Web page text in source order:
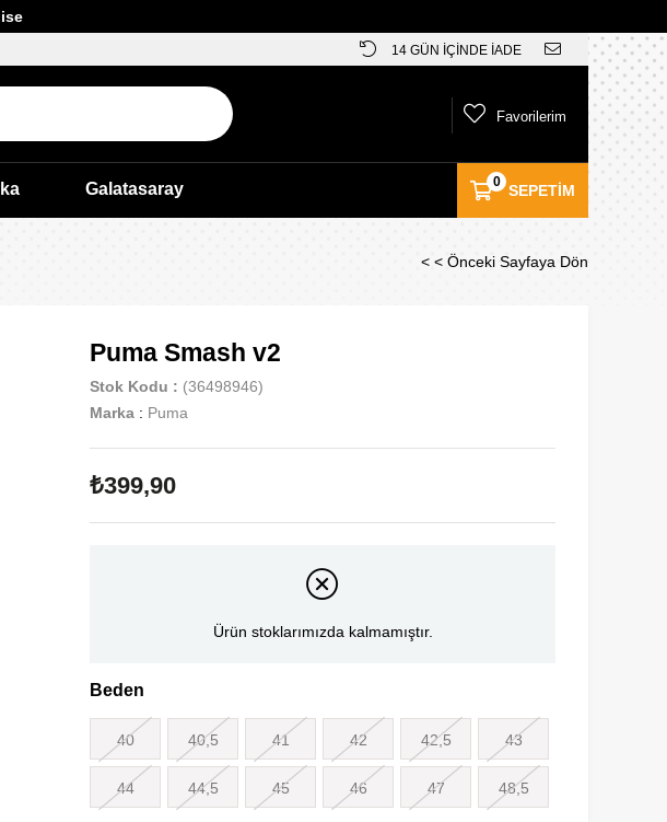
14 GÜN İÇİNDE İADE
SEPETIM
0
Favorilerim
Galatasaray
< < Önceki Sayfaya Dön
Puma Smash v2
Stok Kodu
(36498946)
Marka : Puma
₺399,90
Ürün stoklarımızda kalmamıştır.
Beden
40 40,5 41 42 42,5 43
44 44,5 45 46 47 48,5